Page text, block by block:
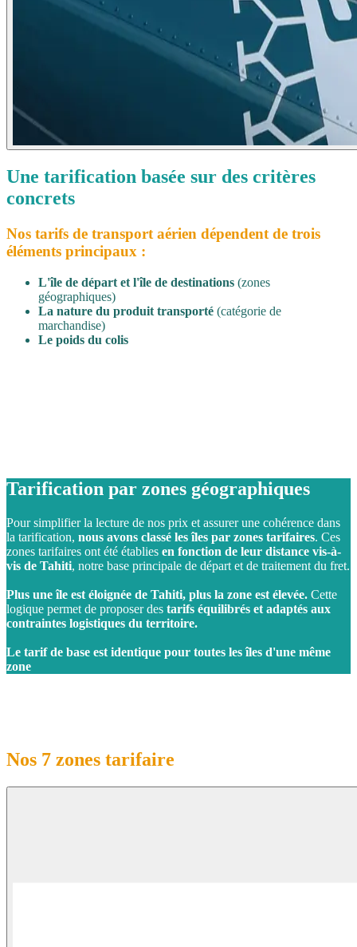
Une tarification basée sur des critères
concrets
Nos tarifs de transport aérien dépendent de trois
éléments principaux :
L'île de départ et l'île de destinations (zones
géographiques)
La nature du produit transporté (catégorie de
marchandise)
Le poids du colis
Tarification par zones géographiques
Pour simplifier la lecture de nos prix et assurer une cohérence dans
la tarification, nous avons classé les îles par zones tarifaires. Ces
zones tarifaires ont été établies en fonction de leur distance vis-à-
vis de Tahiti, notre base principale de départ et de traitement du fret.
Plus une île est éloignée de Tahiti, plus la zone est élevée. Cette
logique permet de proposer des tarifs équilibrés et adaptés aux
contraintes logistiques du territoire.
Le tarif de base est identique pour toutes les îles d'une même
zone
Nos 7 zones tarifaire